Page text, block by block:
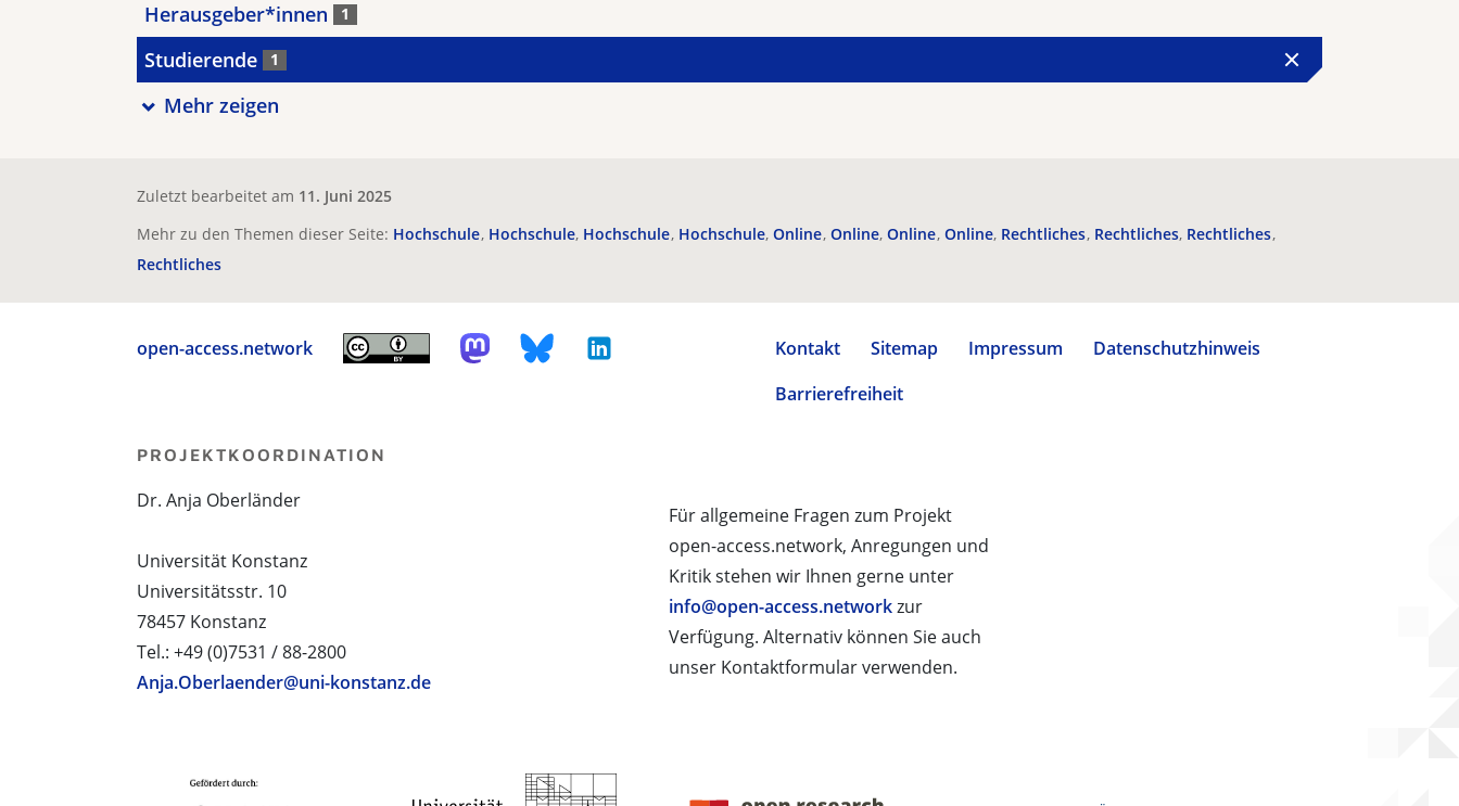
Herausgeber*innen 1
Studierende 1
Mehr zeigen
Zuletzt bearbeitet am 11. Juni 2025
Mehr zu den Themen dieser Seite: Hochschule Hochschule Hochschule Hochschule Online Online Online Online Rechtliches Rechtliches Rechtliches
Rechtliches
open-access.network Kontakt Sitemap Impressum
Datenschutzhinweis
Barrierefreiheit
Für allgemeine Fragen zum Projekt
open-access.network, Anregungen und
Kritik stehen wir Ihnen gerne unter
info@open-access.networkzur
Verfügung. Alternativ können Sie auch
unser Kontaktformular verwenden.
PROJEKTKOORDINATION
Dr. Anja Oberländer
Universität Konstanz
Universitätsstr. 10
78457 Konstanz
Tel.: +49 (0)7531 / 88-2800
Anja.Oberlaender@uni-konstanz.de